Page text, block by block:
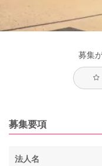
募集
募集要項
法人名